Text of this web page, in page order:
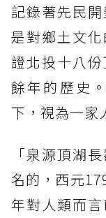
記錄著先民
是對鄉土文
證北投十八
餘年的歷史
下，視為一家
「泉源頂湖
名的，西元
年對人類而